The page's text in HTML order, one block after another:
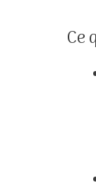
Ce